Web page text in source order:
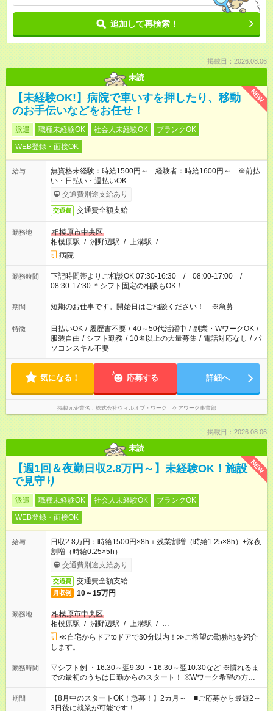
追加して再検索！
掲載日：2026.08.06
未読
NEW
【未経験OK!】病院で車いすを押したり、移動
のお手伝いなどをお任せ！
派遣 職種未経験OK 社会人未経験OK
ブランクOK
WEB登録・面接OK
給与
無資格未経験：時給1500円～ 経験者：時給1600円～ ※前払
い・日払い・週払いOK
交通費別途支給あり
交通費 交通費全額支給
勤務地
相模原市中央区
相模原駅 / 淵野辺駅 / 上溝駅 / …
病院
勤務時間
下記時間帯よりご相談OK 07:30-16:30 / 08:00-17:00 /
08:30-17:30 ＊シフト固定の相談もOK！
期間 短期のお仕事です。開始日はご相談ください！ ※急募
特徴 日払いOK / 履歴書不要 / 40～50代活躍中 / 副業・WワークOK /
服装自由 / シフト勤務 / 10名以上の大量募集 / 電話対応なし / パ
ソコンスキル不要
気になる！ 応募する 詳細へ
掲載元企業名 株式会社ウィルオブ・ワーク ケアワーク事業部
掲載日：2026.08.06
未読
NEW
【週1回＆夜勤日収2.8万円～】未経験OK！施設
で見守り
派遣 職種未経験OK 社会人未経験OK
ブランクOK
WEB登録・面接OK
給与
日収2.8万円：時給1500円×8h＋残業割増（時給1.25×8h）+深夜
割増（時給0.25×5h）
交通費別途支給あり
交通費 交通費全額支給
月収例 10～15万円
勤務地
相模原市中央区
相模原駅 / 淵野辺駅 / 上溝駅 / …
≪自宅からドアtoドアで30分以内！≫ご希望の勤務地を紹介
します。
勤務時間
▽シフト例 ・16:30～翌9:30 ・16:30～翌10:30など ※慣れるま
での最初のうちは日勤からのスタート！ ※Wワーク希望の方へ
今ご覧のお仕事で希望する勤務時間と、もう1つのお仕事の勤務
時間。 合計で週40時間を超える場合は応募できません。
期間
【8月中のスタートOK！急募！】2カ月～ ■ご応募から最短2～
3日後に就業が可能です！